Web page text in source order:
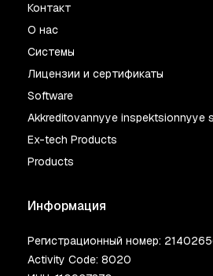
Контакт
О нас
Системы
Лицензии и сертификаты
Software
Akkreditovannyye inspektsionnyye
Ex-tech Products
Products
Информация
Регистрационный номер:
Activity Code: 8020